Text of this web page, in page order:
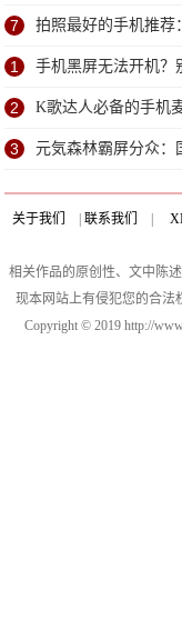
7 拍照最好的手机推荐
1 手机黑屏无法开机？
少钱
2 K歌达人必备的手机
3 元気森林霸屏分众：
关于我们 联系我们
相关作品的原创性、文中陈
现本网站上有侵犯您的合法
Copyright © 2019 http://